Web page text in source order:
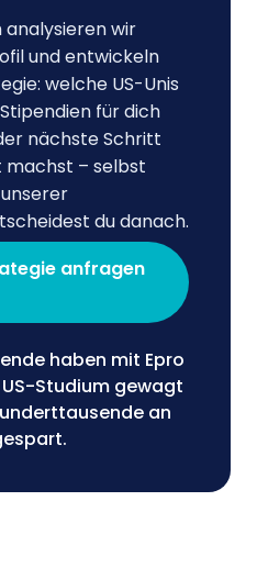
wir
und entwickeln
welche US-Unis
für dich
nächste Schritt
machst – selbst
du danach.
anfragen
haben mit Epro
Studium gewagt
an